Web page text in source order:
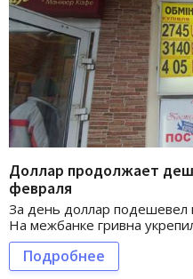
Доллар продолжает
февраля
За день доллар подешевел
На межбанке гривна
Подробнее